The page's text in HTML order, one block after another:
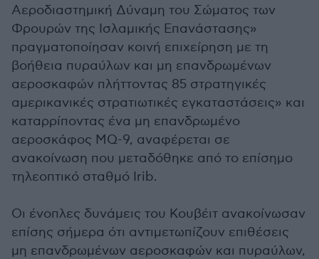
Αεροδιαστημική Δύναμη του Σώματος των
Φρουρών της Ισλαμικής Επανάστασης»
πραγματοποίησαν κοινή επιχείρηση με τη
βοήθεια πυραύλων και μη επανδρωμένων
αεροσκαφών πλήττοντας 85 στρατηγικές
αμερικανικές στρατιωτικές εγκαταστάσεις» και
καταρρίποντας ένα μη επανδρωμένο
αεροσκάφος MQ-9, αναφέρεται σε
ανακοίνωση που μεταδόθηκε από το επίσημο
τηλεοπτικό σταθμό Irib.
Οι ένοπλες δυνάμεις του Κουβέιτ ανακοίνωσαν
επίσης σήμερα ότι αντιμετωπίζουν επιθέσεις
μη επανδρωμένων αεροσκαφών και πυραύλων,